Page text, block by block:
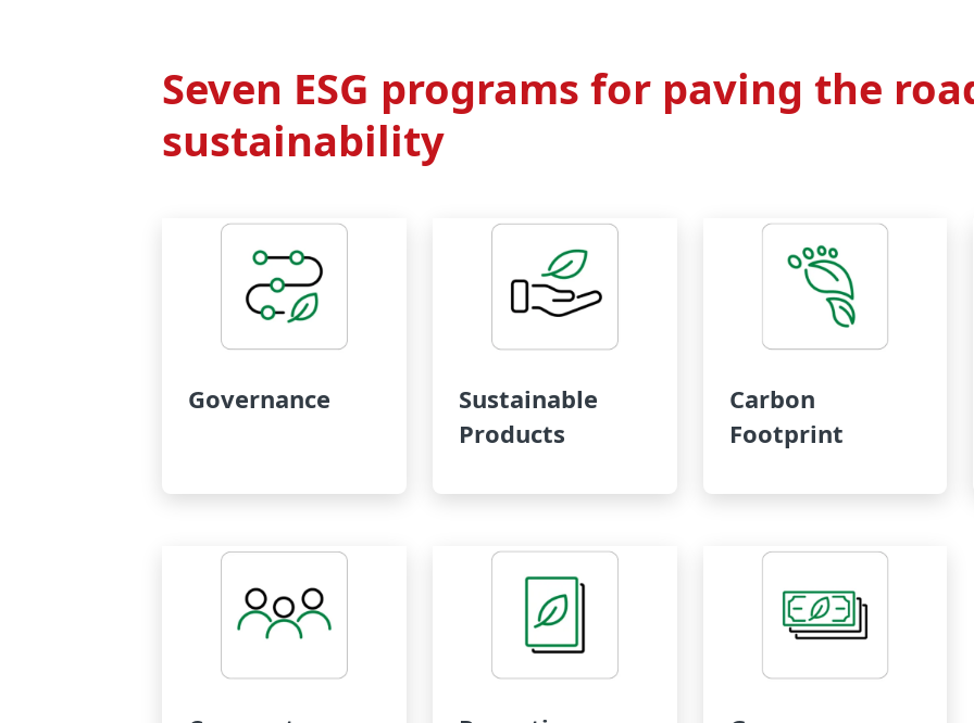
Seven ESG programs for paving the
sustainability
Governance
Sustainable
Products
Carbon
Footprint